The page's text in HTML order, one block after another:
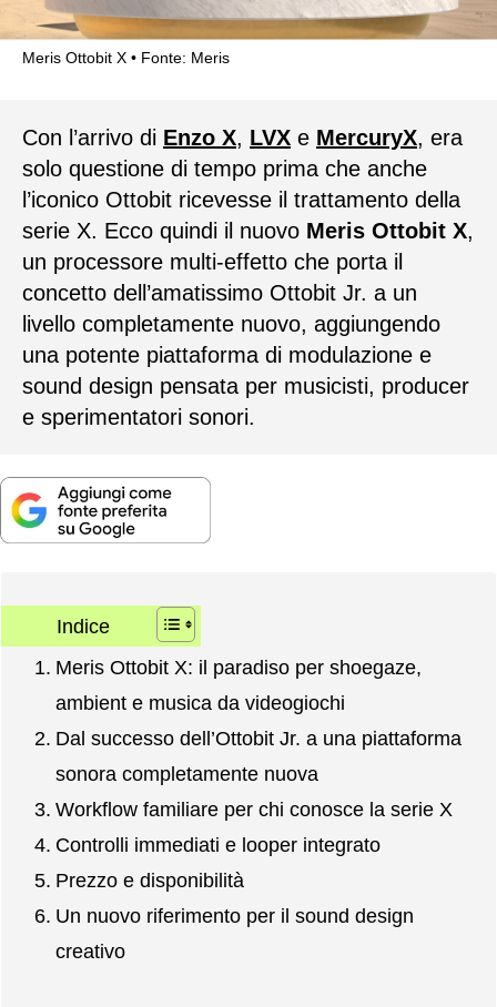
Meris Ottobit X Fonte: Meris
Con l’arrivo di Enzo X, LVX e MercuryX, era
solo questione di tempo prima che anche
l’iconico Ottobit ricevesse il trattamento della
serie X. Ecco quindi il nuovo Meris Ottobit X,
un processore multi-effetto che porta il
concetto dell’amatissimo Ottobit Jr. a un
livello completamente nuovo, aggiungendo
una potente piattaforma di modulazione e
sound design pensata per musicisti, producer
e sperimentatori sonori.
Indice
Meris Ottobit X: il paradiso per shoegaze,
ambient e musica da videogiochi
Dal successo dell’Ottobit Jr. a una piattaforma
sonora completamente nuova
Workflow familiare per chi conosce la serie X
Controlli immediati e looper integrato
Prezzo e disponibilità
Un nuovo riferimento per il sound design
creativo